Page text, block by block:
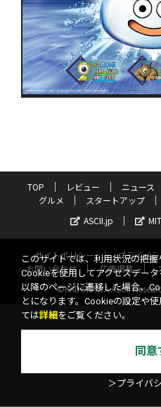
TOP レビュー ニュース
グルメ
スタートアップ
ASCII.jp
サイトポリシー プライバ
お問い合わせ
広告掲載
©KADOKAWA ASCII
このサイトでは、利用状況の把握
Cookieを使用してアクセスデー
以降のページに遷移した場合、
とになります。Cookieの設定や
ては詳細 をご覧ください。
同意
＞プライバ